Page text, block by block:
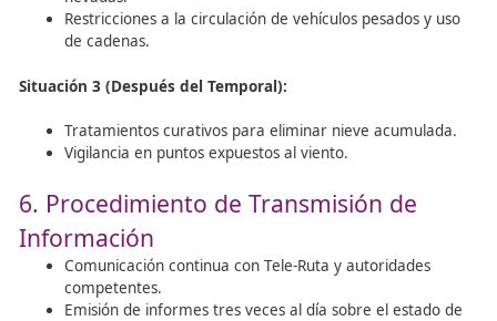
Registro del personal encargado de la
3. Actuaciones Previas a la
Actividades a realizar antes del inicio de la campaña
Elaboración y actualización del Plan Operativo.
Revisión y puesta a punto de maquinaria y
comunicación.
Almacenamiento completo de fundentes.